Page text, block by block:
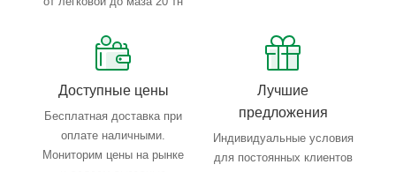
Доступные цены
Бесплатная доставка при
оплате наличными.
Мониторим цены на рынке
Лучшие
предложения
Индивидуальные условия
для постоянных клиентов